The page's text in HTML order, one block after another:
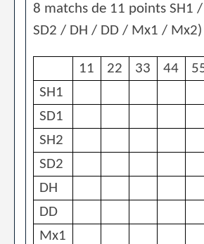
8 matchs de 11 points SH1
SD2 / DH / DD / Mx1 / Mx2)
11 22 33 44
SH1
SD1
SH2
SD2
DH
DD
Mx1